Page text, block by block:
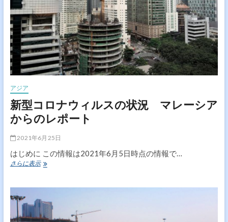
韓
国
か
ら
の
レ
ポ
ー
ト
アジア
新型コロナウィルスの状況 マレーシア
からのレポート
2021年6月25日
はじめに この情報は2021年6月5日時点の情報で…
さらに表示新
ナ
ウ
ィ